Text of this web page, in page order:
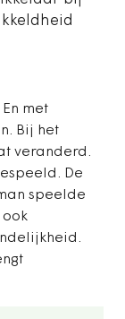
met
Bij het
veranderd.
De
speelde
ook